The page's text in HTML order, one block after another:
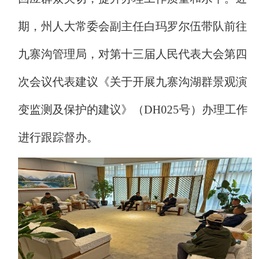
期，州人大常委会副主任白玛罗尔伍带队前往
九寨沟管理局，对第十三届人民代表大会第四
次会议代表建议《关于开展九寨沟湖群景观演
变监测及保护的建议》 （DH025号） 办理工作
进行跟踪督办。